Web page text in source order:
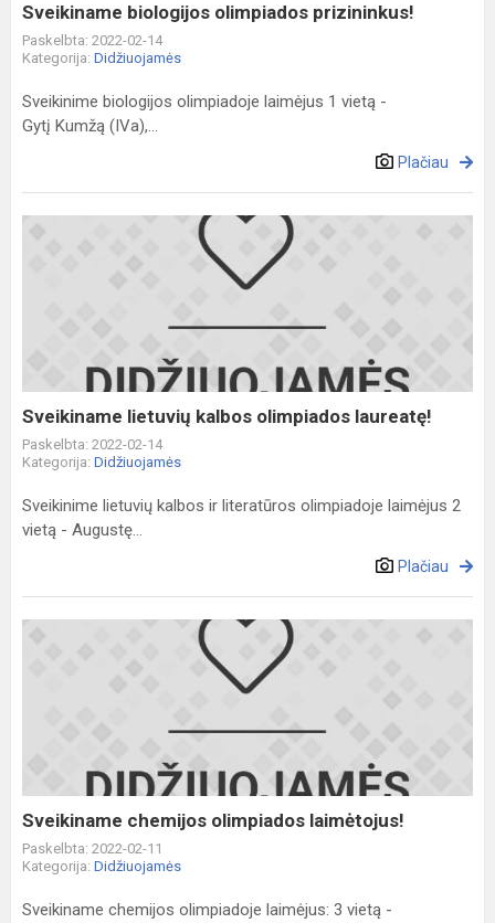
Sveikiname biologijos olimpiados prizininkus!
Paskelbta: 2022-02-14
Kategorija: Didžiuojamės
Sveikinime biologijos olimpiadoje laimėjus 1 vietą -
Gytį Kumžą (IVa),...
Plačiau
Sveikiname
Sveikiname lietuvių kalbos olimpiados laureatę!
Paskelbta: 2022-02-14
Kategorija: Didžiuojamės
Sveikinime lietuvių kalbos ir literatūros olimpiadoje laimėjus 2
vietą - Augustę...
Plačiau
Sveikiname
Sveikiname chemijos olimpiados laimėtojus!
Paskelbta: 2022-02-11
Kategorija: Didžiuojamės
Sveikiname chemijos olimpiadoje laimėjus: 3 vietą -